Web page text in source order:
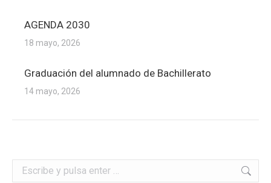
AGENDA 2030
18 mayo, 2026
Graduación del alumnado de Bachillerato
14 mayo, 2026
Buscar: